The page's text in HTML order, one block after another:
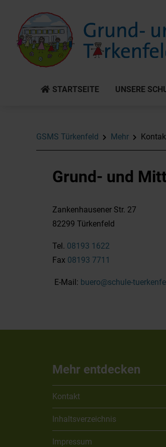
STARTSEITE UNSERE
GSMS Türkenfeld Mehr
Grund- und
Zankenhausener Str. 27
82299 Türkenfeld
Tel. 08193 1622
Fax 08193 7711
E-Mail: buero@schule-
Mehr entdecken
Kontakt
Inhaltsverzeichnis
Impressum